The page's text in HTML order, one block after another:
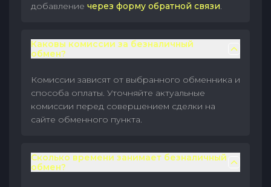
добавление через форму обратной связи.
Каковы комиссии за безналичный
обмен?
Комиссии зависят от выбранного обменника и
способа оплаты. Уточняйте актуальные
комиссии перед совершением сделки на
сайте обменного пункта.
Сколько времени занимает безналичный
обмен?